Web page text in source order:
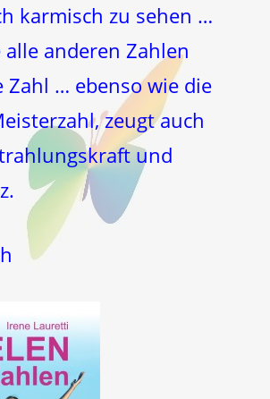
karmisch zu sehen …
anderen Zahlen
Zahl … ebenso wie die
zeugt auch
und